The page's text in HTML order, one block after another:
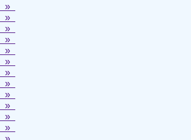
»
»
»
»
»
»
»
»
»
»
»
»